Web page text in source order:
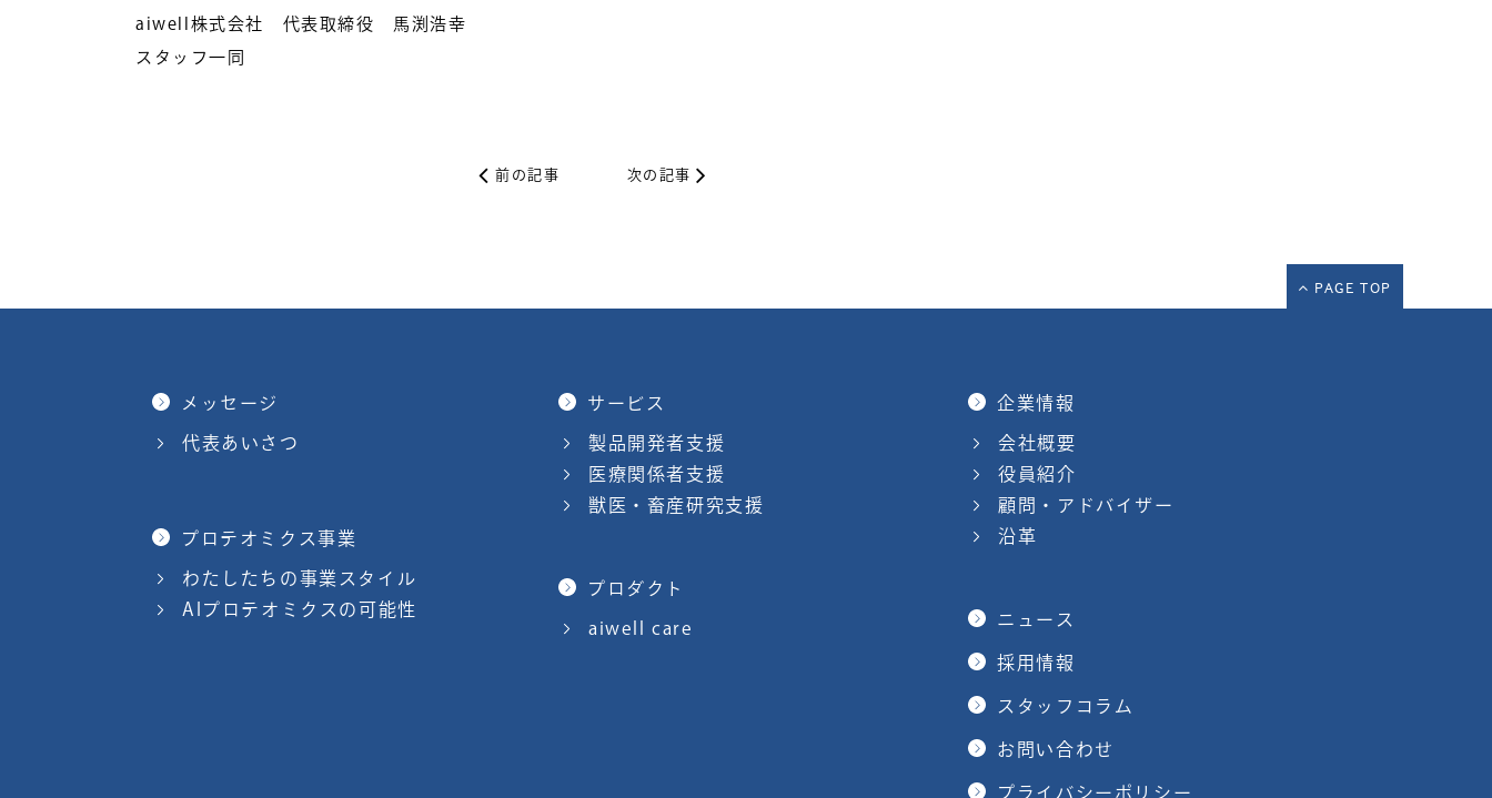
aiwell株式会社 代表取締役 馬渕浩幸
スタッフ一同
前の記事 次の記事
PAGE TOP
メッセージ
代表あいさつ
プロテオミクス事業
わたしたちの事業スタイル
AIプロテオミクスの可能性
サービス
製品開発者支援
医療関係者支援
獣医・畜産研究支援
プロダクト
aiwell care
企業情報
会社概要
役員紹介
顧問・アドバイザー
沿革
ニュース
採用情報
スタッフコラム
お問い合わせ
プライバシーポリシー